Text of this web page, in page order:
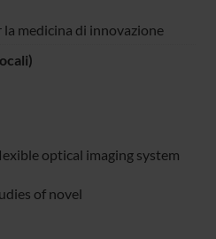
la medicina di innovazione
optical imaging system
of novel